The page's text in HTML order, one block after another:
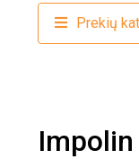
Prekių
Impolin